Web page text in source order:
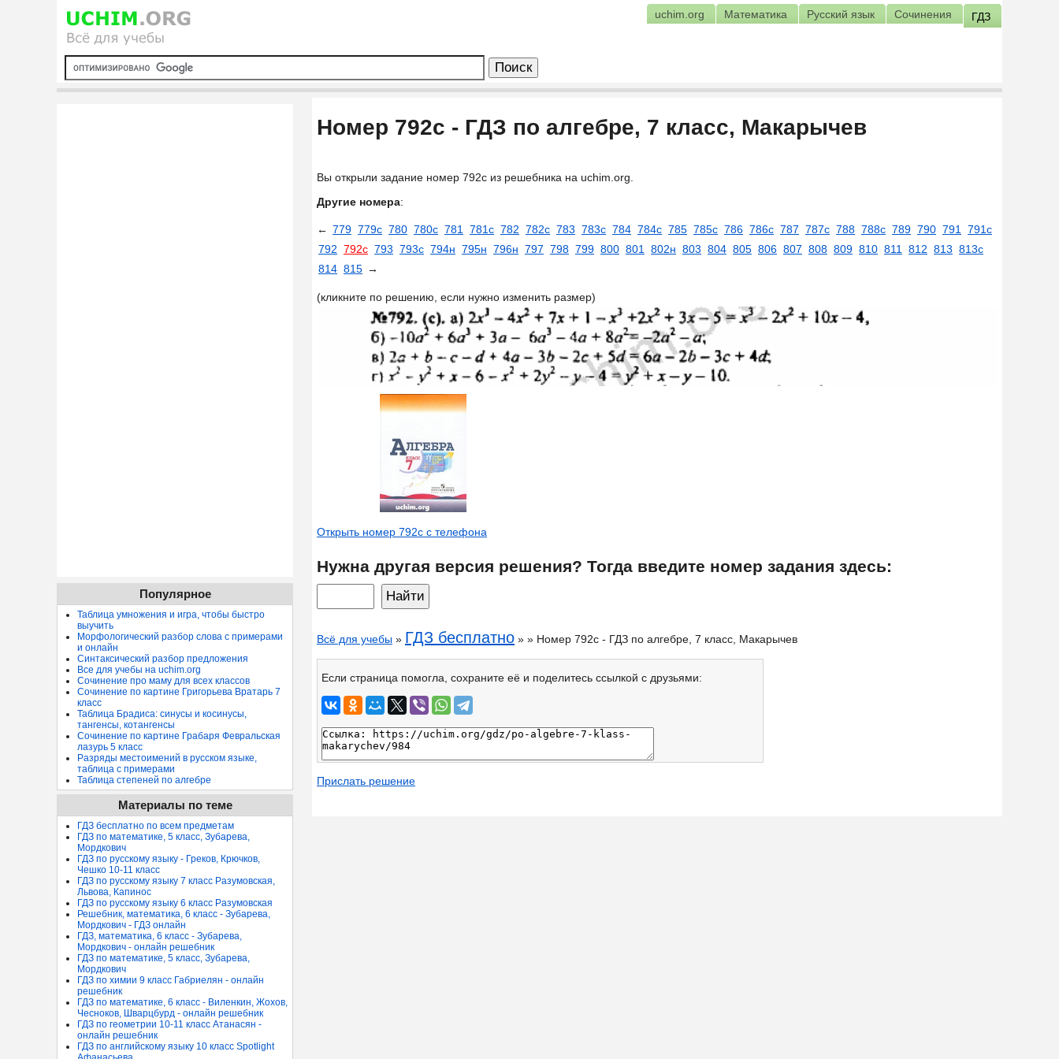
uchim.org Математика Русский язык Сочинения ГДЗ
Номер 792c - ГДЗ по алгебре, 7 класс, Макарычев
Вы открыли задание номер 792c из решебника на uchim.org.
Другие номера:
← 779 779с 780 780с 781 781с 782 782с 783 783с 784 784с 785 785с 786 786c 787 787c 788 788c 789 790 791
791c
792 792c 793 793c 794н 795н 796н 797 798 799 800 801 802н 803 804 805 806 807 808 809 810 811 812 813 813c
814 815 →
(кликните по решению, если нужно изменить размер)
Открыть номер 792c с телефона
Нужна другая версия решения? Тогда введите номер задания здесь:
Всё для учебы » ГДЗ бесплатно » » Номер 792c - ГДЗ по алгебре, 7 класс, Макарычев
Если страница помогла, сохраните её и поделитесь ссылкой с друзьями:
Прислать решение
Популярное
Таблица умножения и игра, чтобы быстро
выучить
Морфологический разбор слова с примерами
и онлайн
Синтаксический разбор предложения
Все для учебы на uchim.org
Сочинение про маму для всех классов
Сочинение по картине Григорьева Вратарь 7
класс
Таблица Брадиса: синусы и косинусы,
тангенсы, котангенсы
Сочинение по картине Грабаря Февральская
лазурь 5 класс
Разряды местоимений в русском языке,
таблица с примерами
Таблица степеней по алгебре
Материалы по теме
ГДЗ бесплатно по всем предметам
ГДЗ по математике, 5 класс, Зубарева,
Мордкович
ГДЗ по русскому языку - Греков, Крючков,
Чешко 10-11 класс
ГДЗ по русскому языку 7 класс Разумовская,
Львова, Капинос
ГДЗ по русскому языку 6 класс Разумовская
Решебник, математика, 6 класс - Зубарева,
Мордкович - ГДЗ онлайн
ГДЗ, математика, 6 класс - Зубарева,
Мордкович - онлайн решебник
ГДЗ по математике, 5 класс, Зубарева,
Мордкович
ГДЗ по химии 9 класс Габриелян - онлайн
решебник
ГДЗ по математике, 6 класс - Виленкин, Жохов,
Чесноков, Шварцбурд - онлайн решебник
ГДЗ по геометрии 10-11 класс Атанасян -
онлайн решебник
ГДЗ по английскому языку 10 класс Spotlight